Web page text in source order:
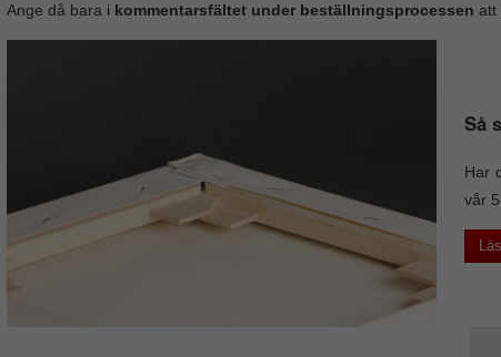
Ange då bara i kommentarsfältet under beställningsprocessen att
Så
Har
vår